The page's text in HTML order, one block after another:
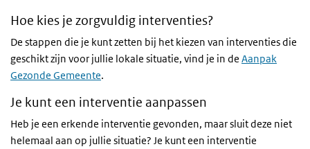
Hoe kies je zorgvuldig interventies?
De stappen die je kunt zetten bij het kiezen van interventies die
geschikt zijn voor jullie lokale situatie, vind je in de Aanpak
Gezonde Gemeente.
Je kunt een interventie aanpassen
Heb je een erkende interventie gevonden, maar sluit deze niet
helemaal aan op jullie situatie? Je kunt een interventie